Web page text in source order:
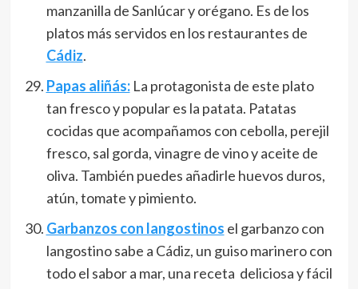
manzanilla de Sanlúcar y orégano. Es de los
platos más servidos en los restaurantes de
Cádiz.
Papas aliñás:La protagonista de este plato
tan fresco y popular es la patata. Patatas
cocidas que acompañamos con cebolla, perejil
fresco, sal gorda, vinagre de vino y aceite de
oliva. También puedes añadirle huevos duros,
atún, tomate y pimiento.
Garbanzos con langostinos el garbanzo con
langostino sabe a Cádiz, un guiso marinero con
todo el sabor a mar, una receta deliciosa y fácil